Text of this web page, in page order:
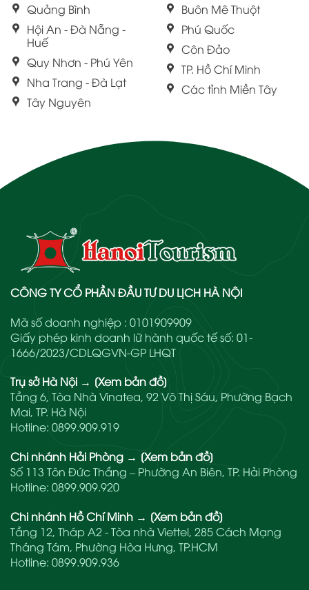
Quảng Bình
Hội An - Đà Nẵng -
Huế
Quy Nhơn - Phú Yên
Nha Trang - Đà Lạt
Tây Nguyên
Buôn Mê Thuột
Phú Quốc
Côn Đảo
TP. Hồ Chí Minh
Các tỉnh Miền Tây
CÔNG TY CỔ PHẦN ĐẦU TƯ DU LỊCH HÀ NỘI
Mã số doanh nghiệp : 0101909909
Giấy phép kinh doanh lữ hành quốc tế số: 01-
1666/2023/CDLQGVN-GP LHQT
Trụ sở Hà Nội → [Xem bản đồ]
Tầng 6, Tòa Nhà Vinatea, 92 Võ Thị Sáu, Phường Bạch
Mai, TP. Hà Nội
Hotline: 0899.909.919
Chi nhánh Hải Phòng → [Xem bản đồ]
Số 113 Tôn Đức Thắng – Phường An Biên, TP. Hải Phòng
Hotline: 0899.909.920
Chi nhánh Hồ Chí Minh → [Xem bản đồ]
Tầng 12, Tháp A2 - Tòa nhà Viettel, 285 Cách Mạng
Tháng Tám, Phường Hòa Hưng, TP.HCM
Hotline: 0899.909.936